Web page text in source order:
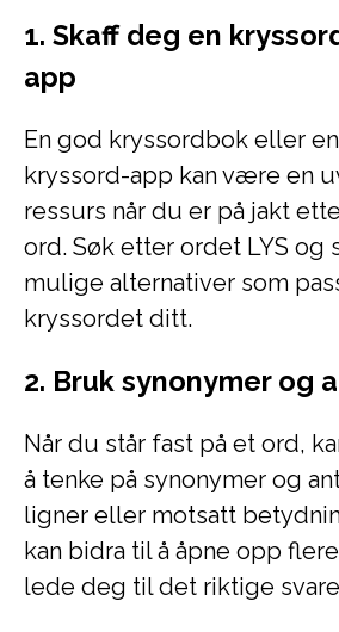
1. Skaff deg en
app
En god kryssordbok eller
kryssord-app kan være en
ressurs når du er på jakt
ord. Søk etter ordet LYS og
mulige alternativer som
kryssordet ditt.
2. Bruk synonymer og
Når du står fast på et ord,
å tenke på synonymer og
ligner eller motsatt
kan bidra til å åpne opp
lede deg til det riktige